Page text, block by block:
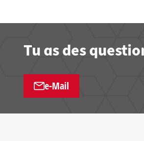
Tu as des
e-Mail